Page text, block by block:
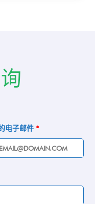
电子邮件 *